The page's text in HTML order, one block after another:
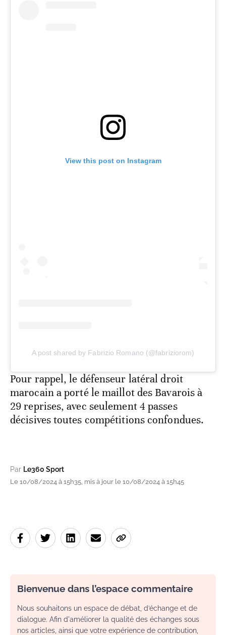
View this post on Instagram
A post shared by Fabrizio Romano (@fabriziorom)
Pour rappel, le défenseur latéral droit
marocain a porté le maillot des Bavarois à
29 reprises, avec seulement 4 passes
décisives toutes compétitions confondues.
Par Le360 Sport
Le 10/08/2024 à 15h35, mis à jour le 10/08/2024 à 15h45
Bienvenue dans l’espace commentaire
Nous souhaitons un espace de débat, d’échange et de
dialogue. Afin d'améliorer la qualité des échanges sous
nos articles, ainsi que votre expérience de contribution,